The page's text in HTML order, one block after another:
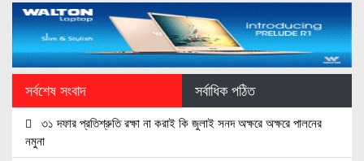
সর্বশেষ সংবাদ সর্বাধিক পঠিত
৩১ দফার প্রতিশ্রুতি রক্ষা না করাই কি জুলাই সনদ অক্ষরে অক্ষরে পালনের
নমুনা